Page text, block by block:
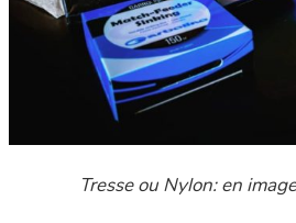
Tresse ou Nylon: en